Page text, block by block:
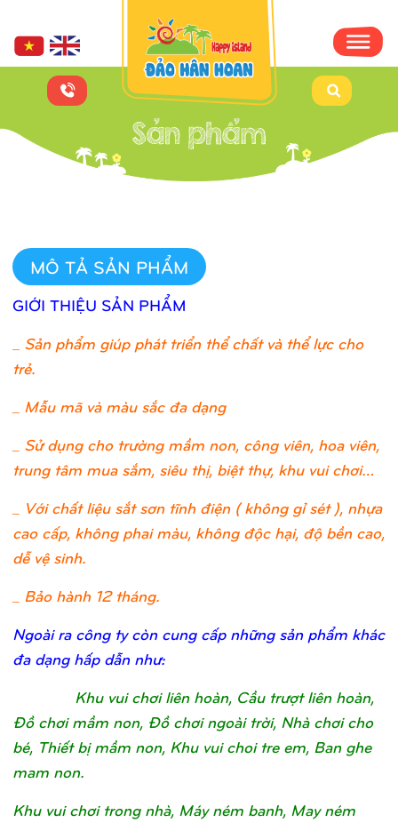
MÔ TẢ SẢN PHẨM
GIỚI THIỆU SẢN PHẨM
Sản phẩm giúp phát triển thể chất và thể lực cho
trẻ.
_ Mẫu mã và màu sắc đa dạng
_ Sử dụng cho trường mầm non, công viên, hoa viên,
trung tâm mua sắm, siêu thị, biệt thự, khu vui chơi…
_ Với chất liệu sắt sơn tĩnh điện ( không gỉ sét ), nhựa
cao cấp, không phai màu, không độc hại, độ bền cao,
dễ vệ sinh.
_ Bảo hành 12 tháng.
Ngoài ra công ty còn cung cấp những sản phẩm khác
đa dạng hấp dẫn như:
Khu vui chơi liên hoàn, Cầu trượt liên hoàn,
Đồ chơi mầm non, Đồ chơi ngoài trời, Nhà chơi cho
bé, Thiết bị mầm non, Khu vui choi tre em, Ban ghe
mam non.
Khu vui chơi trong nhà, Máy ném banh, May ném